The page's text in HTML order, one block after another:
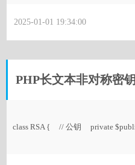
2025-01-01 19:34:00
PHP长文本非对称密
class RSA { // 公钥 private